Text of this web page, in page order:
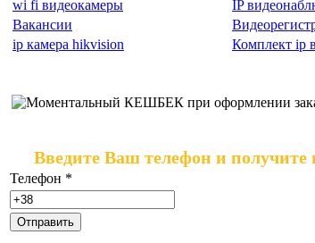
wi fi видеокамеры
Вакансии
ip камера hikvision
IP
Комплект ip
Введите Ваш телефон и
Телефон *